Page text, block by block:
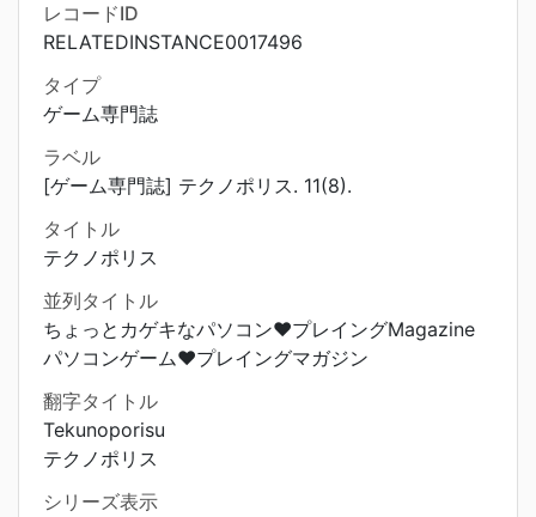
レコードID
RELATEDINSTANCE0017496
タイプ
ゲーム専門誌
ラベル
[ゲーム専門誌] テクノポリス. 11(8).
タイトル
テクノポリス
並列タイトル
ちょっとカゲキなパソコン♥プレイングMagazine
パソコンゲーム♥プレイングマガジン
翻字タイトル
Tekunoporisu
テクノポリス
シリーズ表示